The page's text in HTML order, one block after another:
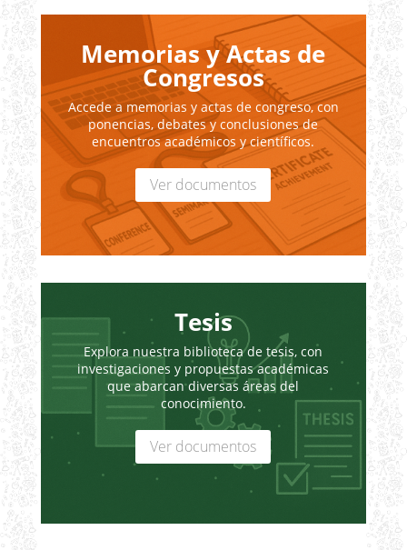
Memorias y Actas de
Congresos
Accede a memorias y actas de congreso, con
ponencias, debates y conclusiones de
encuentros académicos y científicos.
Ver documentos
Tesis
Explora nuestra biblioteca de tesis, con
investigaciones y propuestas académicas
que abarcan diversas áreas del
conocimiento.
Ver documentos